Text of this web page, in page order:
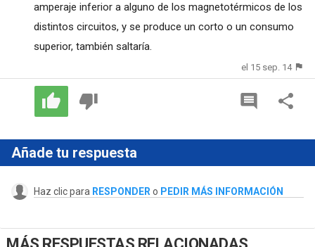
amperaje inferior a alguno de los magnetotérmicos de los
distintos circuitos, y se produce un corto o un consumo
superior, también saltaría.
el 15 sep. 14
Añade tu respuesta
Haz clic para RESPONDER o PEDIR MÁS INFORMACIÓN